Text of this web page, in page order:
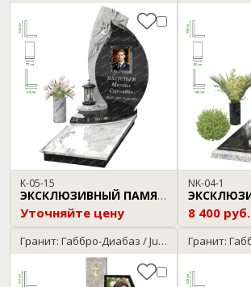
K-05-15
ЭКСКЛЮЗИВНЫЙ ПАМЯТНИК
Уточняйте цену
NK-04-1
8 400 руб.
Гранит: Габбро-Диабаз / Juparana